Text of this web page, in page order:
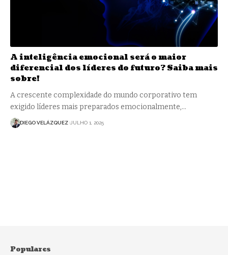
A inteligência emocional será o maior
diferencial dos líderes do futuro? Saiba mais
sobre!
A crescente complexidade do mundo corporativo tem
exigido líderes mais preparados emocionalmente,…
DIEGO VELÁZQUEZ JULHO 1, 2025
Populares